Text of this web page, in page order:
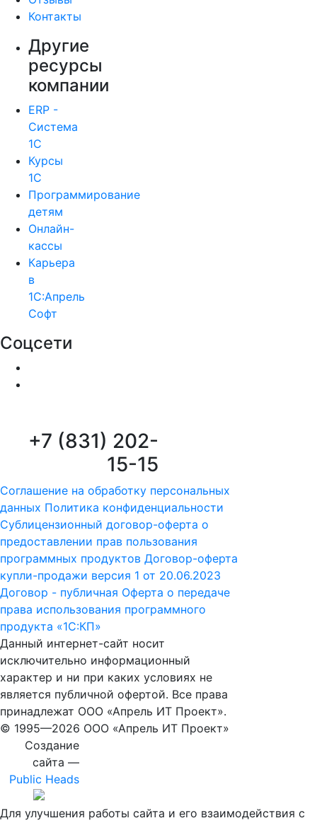
Контакты
Другие
ресурсы
компании
ERP -
Система
1С
Курсы
1С
Программирование
детям
Онлайн-
кассы
Карьера
в
1С:Апрель
Софт
Соцсети
+7 (831) 202-
15-15
Соглашение на обработку персональных
данных Политика конфиденциальности
Сублицензионный договор-оферта о
предоставлении прав пользования
программных продуктов Договор-оферта
купли-продажи версия 1 от 20.06.2023
Договор - публичная Оферта о передаче
права использования программного
продукта «1С:КП»
Данный интернет-сайт носит
исключительно информационный
характер и ни при каких условиях не
является публичной офертой. Все права
принадлежат ООО «Апрель ИТ Проект».
© 1995—2026 ООО «Апрель ИТ Проект»
Создание
сайта —
Public Heads
Для улучшения работы сайта и его взаимодействия с